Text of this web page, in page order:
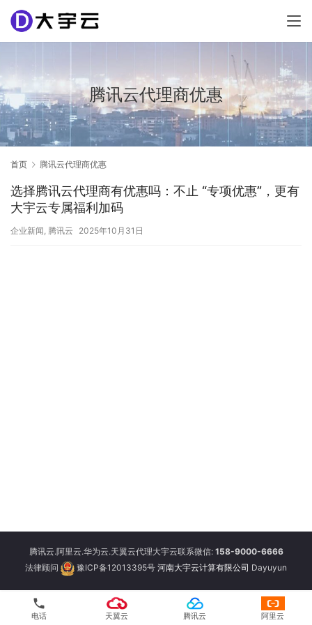
腾讯云代理商优惠
首页 腾讯云代理商优惠
选择腾讯云代理商有优惠吗：不止 “专项优惠”，更有
大宇云专属福利加码
企业新闻, 腾讯云 2025年10月31日
腾讯云.阿里云.华为云.天翼云代理大宇云联系微信: 158-9000-6666
法律顾问
豫ICP备12013395号 河南大宇云计算有限公司 Dayuyun
phone
电话 天翼云 腾讯云 阿里云